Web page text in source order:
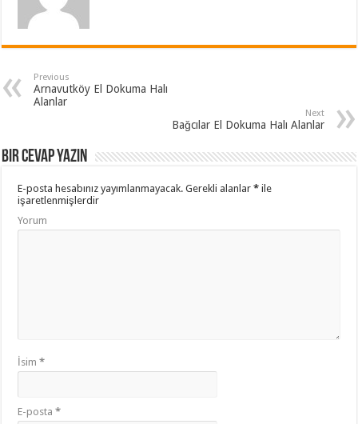
Previous
Arnavutköy El Dokuma Halı
Alanlar
Next
Bağcılar El Dokuma Halı Alanlar
Bir cevap yazın
E-posta hesabınız yayımlanmayacak. Gerekli alanlar* ile
işaretlenmişlerdir
Yorum
İsim*
E-posta*